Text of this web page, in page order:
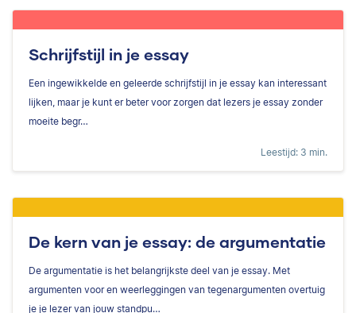
Schrijfstijl in je essay
Een ingewikkelde en geleerde schrijfstijl in je essay kan interessant
lijken, maar je kunt er beter voor zorgen dat lezers je essay zonder
moeite begr…
Leestijd: 3 min.
De kern van je essay: de argumentatie
De argumentatie is het belangrijkste deel van je essay. Met
argumenten voor en weerleggingen van tegenargumenten overtuig
je je lezer van jouw standpu…